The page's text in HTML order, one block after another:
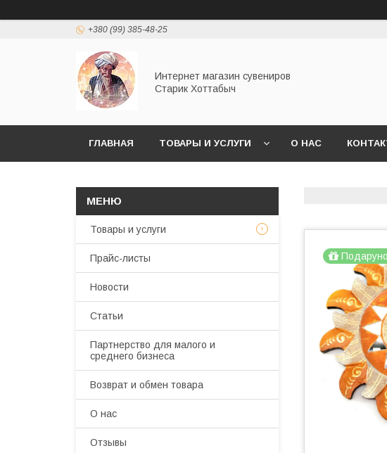
+380 (99) 385-48-25
Интернет магазин сувениров
Старик Хоттабыч
ГЛАВНАЯ ТОВАРЫ И УСЛУГИ О НАС
Товары и услуги
Прайс-листы
Новости
Статьи
Партнерство для малого и
среднего бизнеса
Возврат и обмен товара
О нас
Отзывы